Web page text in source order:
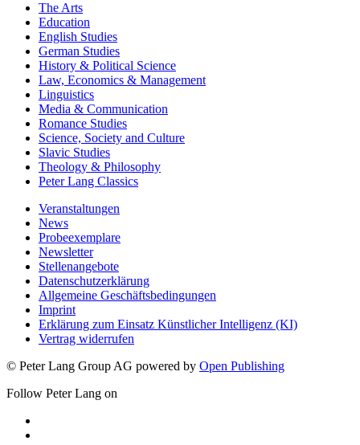
The Arts
Education
English Studies
German Studies
History & Political Science
Law, Economics & Management
Linguistics
Media & Communication
Romance Studies
Science, Society and Culture
Slavic Studies
Theology & Philosophy
Peter Lang Classics
Veranstaltungen
News
Probeexemplare
Newsletter
Stellenangebote
Datenschutzerklärung
Allgemeine Geschäftsbedingungen
Imprint
Erklärung zum Einsatz Künstlicher Intelligenz (KI)
Vertrag widerrufen
© Peter Lang Group AG powered by Open Publishing
Follow Peter Lang on